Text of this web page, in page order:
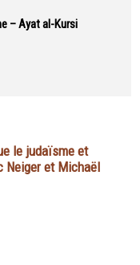
– Ayat al-Kursi
le judaïsme et
Neiger et Michaël